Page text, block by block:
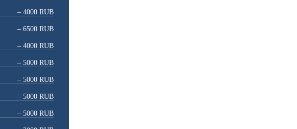
– 4000 RUB
– 6500 RUB
– 4000 RUB
– 5000 RUB
– 5000 RUB
– 5000 RUB
– 5000 RUB